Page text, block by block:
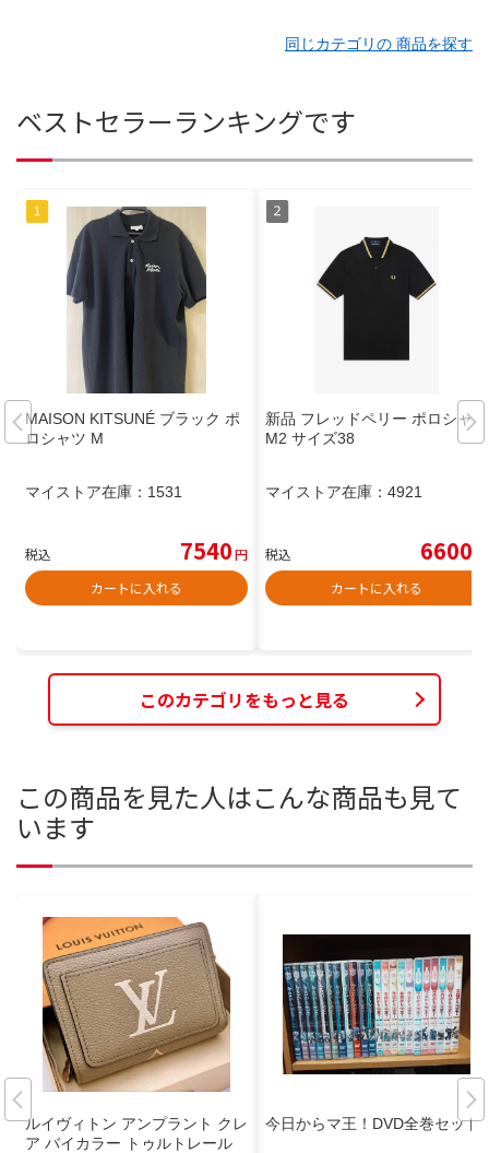
同じカテゴリの 商品を探す
ベストセラーランキングです
MAISON KITSUNÉ ブラック ポ
ロシャツ M
マイストア在庫： 1531
税込 7540円
カートに入れる
新品 フレッドペリー ポロシャツ
M2 サイズ38
マイストア在庫： 4921
税込 6600
カートに入れる
このカテゴリをもっと見る
この商品を見た人はこんな商品も見て
います
ルイヴィトン アンプラント クレ
ア バイカラー トゥルトレール
今日からマ王！DVD全巻セット